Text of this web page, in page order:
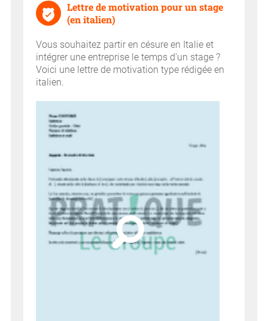
Lettre de motivation pour un stage
(en italien)
Vous souhaitez partir en césure en Italie et
intégrer une entreprise le temps d'un stage ?
Voici une lettre de motivation type rédigée en
italien.